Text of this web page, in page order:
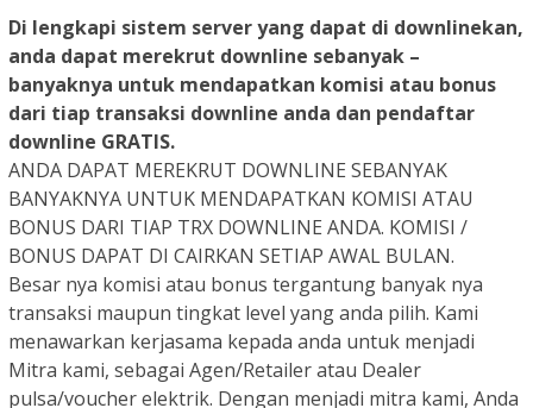
Di lengkapi sistem server yang dapat di downlinekan,
anda dapat merekrut downline sebanyak –
banyaknya untuk mendapatkan komisi atau bonus
dari tiap transaksi downline anda dan pendaftar
downline GRATIS.
ANDA DAPAT MEREKRUT DOWNLINE SEBANYAK
BANYAKNYA UNTUK MENDAPATKAN KOMISI ATAU
BONUS DARI TIAP TRX DOWNLINE ANDA. KOMISI /
BONUS DAPAT DI CAIRKAN SETIAP AWAL BULAN.
Besar nya komisi atau bonus tergantung banyak nya
transaksi maupun tingkat level yang anda pilih. Kami
menawarkan kerjasama kepada anda untuk menjadi
Mitra kami, sebagai Agen/Retailer atau Dealer
pulsa/voucher elektrik. Dengan menjadi mitra kami, Anda